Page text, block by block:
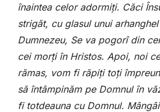
înaintea celor adormiți. Căci
strigăt, cu glasul unui
Dumnezeu, Se va pogorî din
cei morți în Hristos. Apoi, noi
rămas, vom fi răpiți toți
să întâmpinăm pe Domnul în
fi totdeauna cu Domnul.